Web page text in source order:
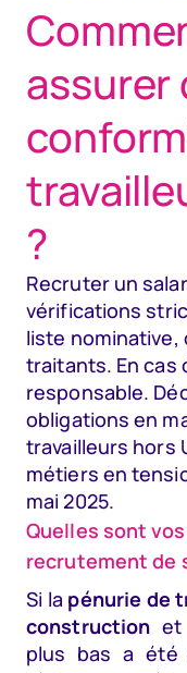
assurer
?
Recruter un
vérifications
liste
traitants. En cas
responsable.
obligations en
travailleurs hors
métiers en
mai 2025.
Quelles sont
recrutement de
Si la pénurie de
construction et
plus bas a été